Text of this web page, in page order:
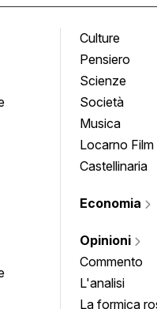
Culture
Pensiero
Scienze
Società
Musica
Locarno Film
Castellinaria
Economia
Opinioni
Commento
L'analisi
La formica